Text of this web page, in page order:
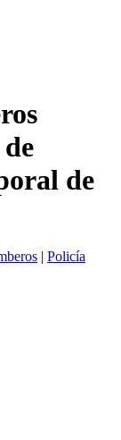
de
| Policía